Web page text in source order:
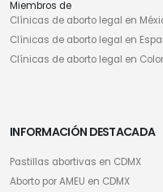
Miembros de
Clínicas de aborto legal en
Clínicas de aborto legal en
Clínicas de aborto legal en
INFORMACIÓN DESTACADA
Pastillas abortivas en CDMX
Aborto por AMEU en CDMX